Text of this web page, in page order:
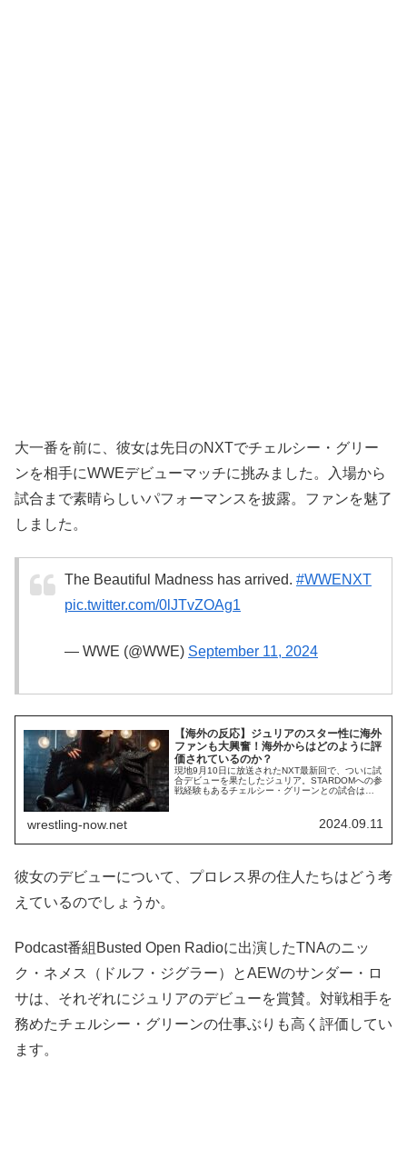
大一番を前に、彼女は先日のNXTでチェルシー・グリー
ンを相手にWWEデビューマッチに挑みました。入場から
試合まで素晴らしいパフォーマンスを披露。ファンを魅了
しました。
The Beautiful Madness has arrived. #WWENXT
pic.twitter.com/0lJTvZOAg1
— WWE (@WWE) September 11, 2024
【海外の反応】ジュリアのスター性に海外
ファンも大興奮！海外からはどのように評
価されているのか？
現地9月10日に放送されたNXT最新回で、ついに試
合デビューを果たしたジュリア。STARDOMへの参
戦経験もあるチェルシー・グリーンとの試合は彼
た。The Beautiful Madness has arrived.
wrestling-now.net 2024.09.11
彼女のデビューについて、プロレス界の住人たちはどう考
えているのでしょうか。
Podcast番組Busted Open Radioに出演したTNAのニッ
ク・ネメス（ドルフ・ジグラー）とAEWのサンダー・ロ
サは、それぞれにジュリアのデビューを賞賛。対戦相手を
務めたチェルシー・グリーンの仕事ぶりも高く評価してい
ます。